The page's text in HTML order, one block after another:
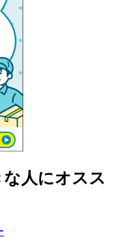
人にオスス